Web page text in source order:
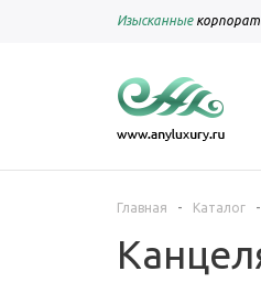
Изысканные
Главная - Каталог -